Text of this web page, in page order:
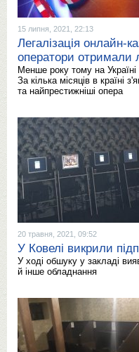
15 липня, 2021, 22:13
Легалізація онлайн-
оператори отримали
Менше року тому на Україні
За кілька місяців в країні
та найпрестижніші опера
20 травня, 2021, 09:52
У Ковелі викрили
У ході обшуку у закладі
й інше обладнання